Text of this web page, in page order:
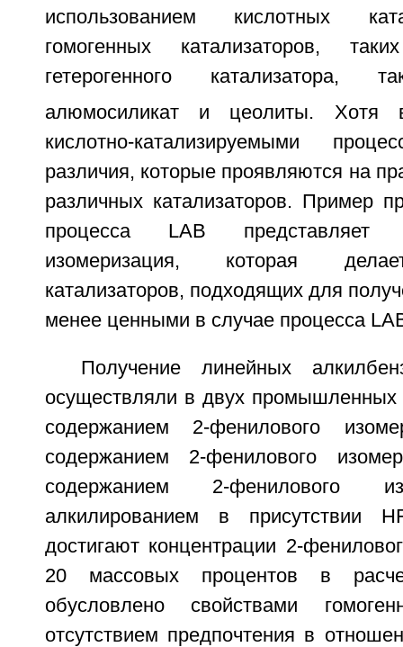
использованием кислотных
гомогенных катализаторов,
гетерогенного катализатора,
алюмосиликат и цеолиты. Хотя
кислотно-катализируемыми
различия, которые проявляются на
различных катализаторов. Пример
процесса LAB представляет
изомеризация, которая
катализаторов, подходящих для
менее ценными в случае процесса
Получение линейных
осуществляли в двух промышленных
содержанием 2-фенилового
содержанием 2-фенилового
содержанием 2-фенилового
алкилированием в присутствии
достигают концентрации 2-
20 массовых процентов в
обусловлено свойствами
отсутствием предпочтения в